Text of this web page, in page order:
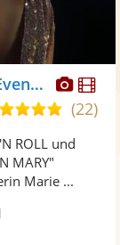
Fotos
GOLDEN MARY - Hochzeits- und Eventband!
5,0
5
(22)
ROLL und
MARY"
Marie ...